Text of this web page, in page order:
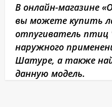
В онлайн-магазине
вы можете купить
отпугиватель птиц
наружного
Шатуре, а также
данную модель.